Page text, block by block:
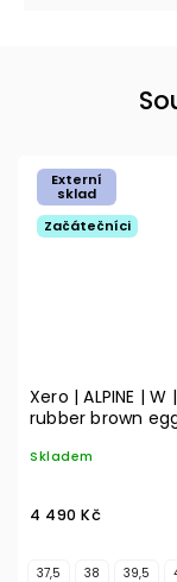
Externí
sklad
Začátečníci
Xero | ALPINE | W |
rubber brown
Skladem
4 490 Kč
37,5 38 39,5